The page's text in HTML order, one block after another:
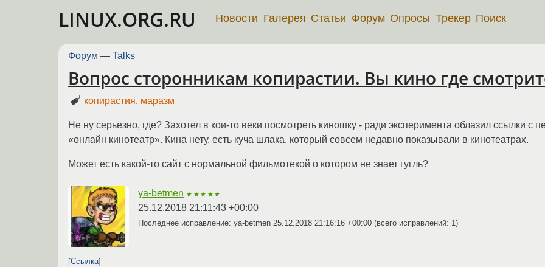
LINUX.ORG.RU Новости Галерея Статьи Форум Опросы Трекер Поиск
Форум — Talks
Вопрос сторонникам копирастии. Вы кино где
копирастия, маразм
Не ну серьезно, где? Захотел в кои-то веки посмотреть киношку - ради эксперимента облазил ссылки с
«онлайн кинотеатр». Кина нету, есть куча шлака, который совсем недавно показывали в кинотеатрах.
Может есть какой-то сайт с нормальной фильмотекой о котором не знает гугль?
ya-betmen ★★★★★
25.12.2018 21:11:43 +00:00
Последнее исправление: ya-betmen 25.12.2018 21:16:16 +00:00 (всего исправлений: 1)
Ссылка